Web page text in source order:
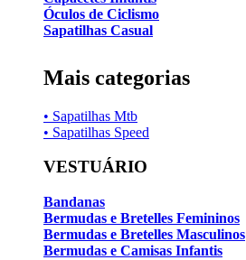
Óculos de Ciclismo
Sapatilhas Casual
Mais categorias
• Sapatilhas Mtb
• Sapatilhas Speed
VESTUÁRIO
Bandanas
Bermudas e Bretelles Femininos
Bermudas e Bretelles Masculinos
Bermudas e Camisas Infantis